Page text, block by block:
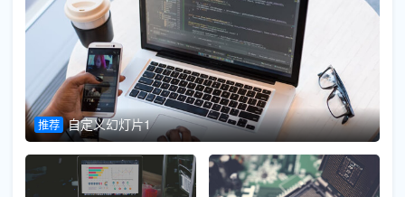
推荐 自定义幻灯片1